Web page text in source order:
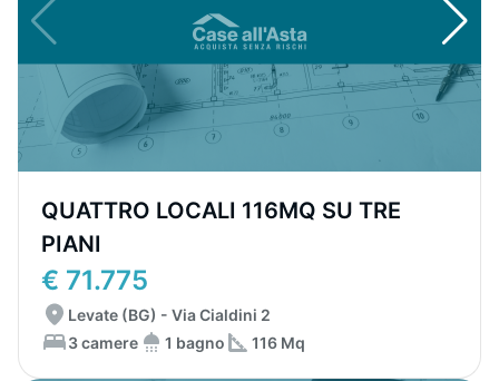
QUATTRO LOCALI 116MQ SU TRE
PIANI
€ 71.775
Levate (BG) - Via Cialdini 2
3 camere
1 bagno 116 Mq